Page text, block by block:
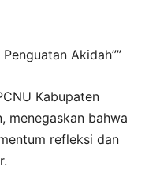
Akidah””
Kabupaten
menegaskan bahwa
refleksi dan